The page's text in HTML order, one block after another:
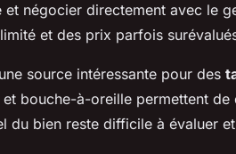
négocier directement avec le
et des prix parfois
source intéressante pour des
bouche-à-oreille permettent de
du bien reste difficile à évaluer